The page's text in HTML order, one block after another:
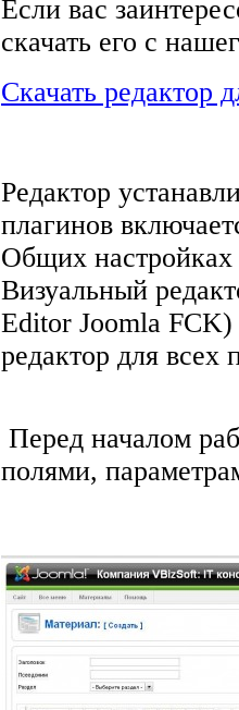
Если вас
скачать его с
Скачать редактор
Редактор
плагинов
Общих настройках
Визуальный
Editor Joomla FCK)
редактор для всех
Перед началом
полями,